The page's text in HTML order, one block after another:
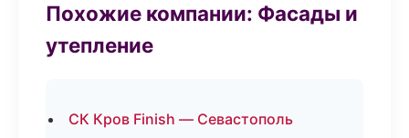
Похожие компании: Фасады и
утепление
СК Кров Finish — Севастополь